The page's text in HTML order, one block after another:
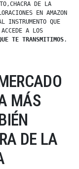
DE LA
EN AMAZON
INSTRUMENTO QUE
A LOS
TE TRANSMITIMOS.
MÁS
DE LA